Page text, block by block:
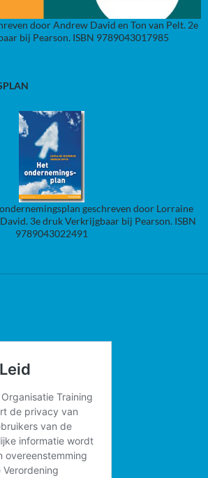
door Andrew David en Ton van Pelt. 2e
bij Pearson. ISBN 9789043017985
geschreven door Lorraine
3e druk Verkrijgbaar bij Pearson. ISBN
9789043022491